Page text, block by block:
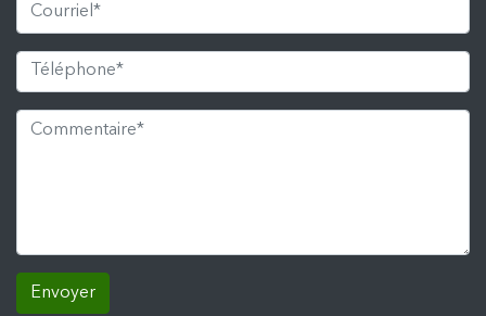
Envoyer